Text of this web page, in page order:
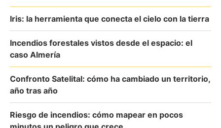
Iris: la herramienta que conecta el cielo con la tierra
Incendios forestales vistos desde el espacio: el
caso Almería
Confronto Satelital: cómo ha cambiado un territorio,
año tras año
Riesgo de incendios: cómo mapear en pocos